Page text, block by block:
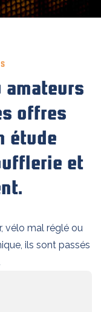
amateurs
offres
étude
et
vélo mal réglé ou
ils sont passés